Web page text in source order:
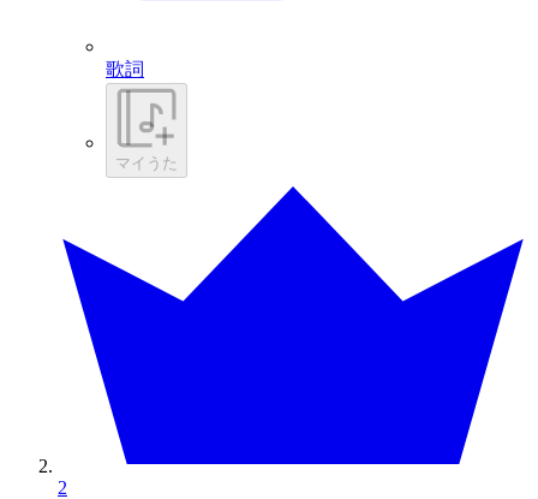
歌詞
マイうた
2